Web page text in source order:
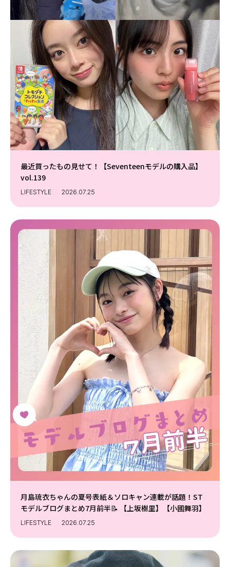
最近買ったもの見せて！【Seventeenモデルの購入品】
vol.139
LIFESTYLE 2026.07.25
月島琉衣ちゃんの夏号表紙＆ソロキャン連載が話題！ST
モデルブログまとめ7月前半📝 【上坂樹里】【小國舞羽】
LIFESTYLE 2026.07.25